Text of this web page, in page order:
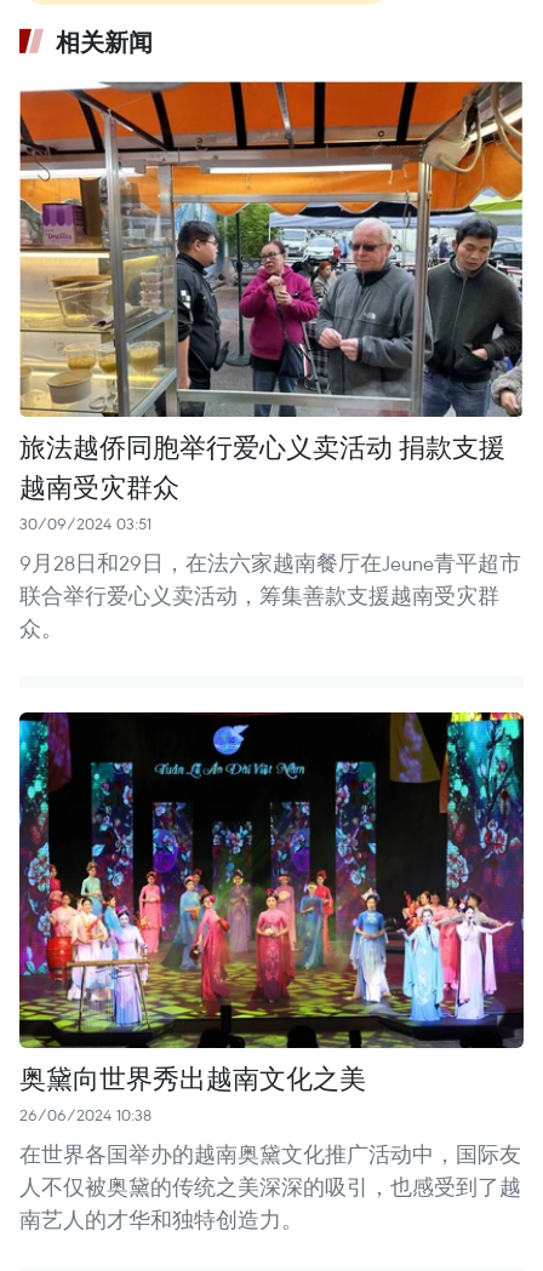
相关新闻
旅法越侨同胞举行爱心义卖活动 捐款支援
越南受灾群众
30/09/2024 03:51
9月28日和29日，在法六家越南餐厅在Jeune青平超市
联合举行爱心义卖活动，筹集善款支援越南受灾群
众。
奥黛向世界秀出越南文化之美
26/06/2024 10:38
在世界各国举办的越南奥黛文化推广活动中，国际友
人不仅被奥黛的传统之美深深的吸引，也感受到了越
南艺人的才华和独特创造力。